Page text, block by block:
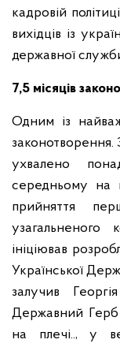
кадровій
вихідців із
державної
7,5 місяців
Одним із
законотворення.
ухвалено
середньому на
прийняття
узагальненого
ініціював
Української
залучив
Державний Герб
на плечі.., у